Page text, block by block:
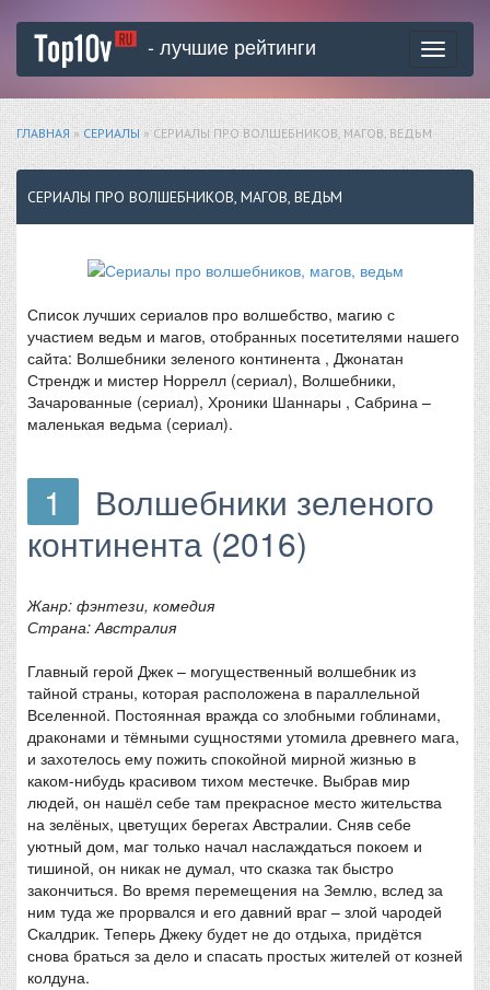
Toggle
- лучшие рейтинги
ГЛАВНАЯ »СЕРИАЛЫ» СЕРИАЛЫ ПРО ВОЛШЕБНИКОВ, МАГОВ, ВЕДЬМ
СЕРИАЛЫ ПРО ВОЛШЕБНИКОВ, МАГОВ, ВЕДЬМ
Список лучших сериалов про волшебство, магию с
участием ведьм и магов, отобранных посетителями нашего
сайта: Волшебники зеленого континента , Джонатан
Стрендж и мистер Норрелл (сериал), Волшебники,
Зачарованные (сериал), Хроники Шаннары , Сабрина –
маленькая ведьма (сериал).
1
Волшебники зеленого
континента (2016)
Жанр: фэнтези, комедия
Страна: Австралия
Главный герой Джек – могущественный волшебник из
тайной страны, которая расположена в параллельной
Вселенной. Постоянная вражда со злобными гоблинами,
драконами и тёмными сущностями утомила древнего мага,
и захотелось ему пожить спокойной мирной жизнью в
каком-нибудь красивом тихом местечке. Выбрав мир
людей, он нашёл себе там прекрасное место жительства
на зелёных, цветущих берегах Австралии. Сняв себе
уютный дом, маг только начал наслаждаться покоем и
тишиной, он никак не думал, что сказка так быстро
закончиться. Во время перемещения на Землю, вслед за
ним туда же прорвался и его давний враг – злой чародей
Скалдрик. Теперь Джеку будет не до отдыха, придётся
снова браться за дело и спасать простых жителей от козней
колдуна.